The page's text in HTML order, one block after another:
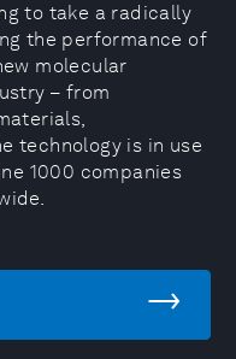
to take a radically
the performance of
molecular
– from
technology is in use
1000 companies